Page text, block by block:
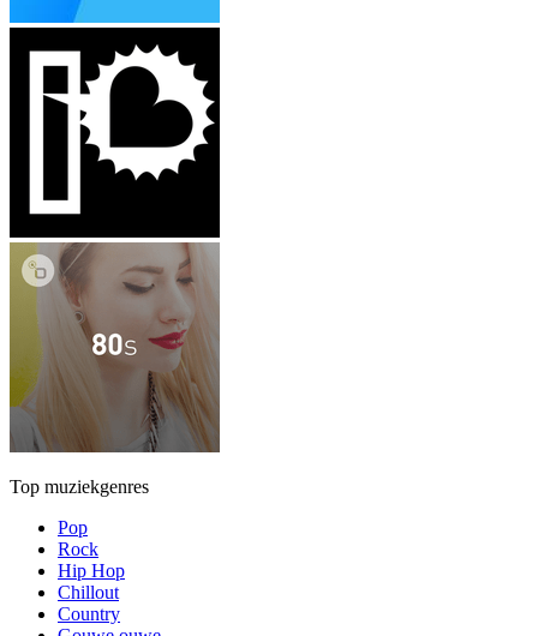
Top muziekgenres
Pop
Rock
Hip Hop
Chillout
Country